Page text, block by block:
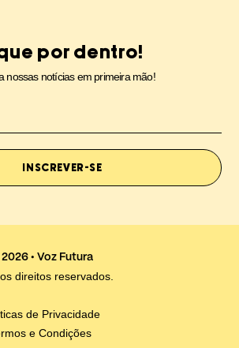
por dentro!
nossas notícias em primeira mão!
INSCREVER-SE
• Voz Futura
direitos reservados.
de Privacidade
e Condições